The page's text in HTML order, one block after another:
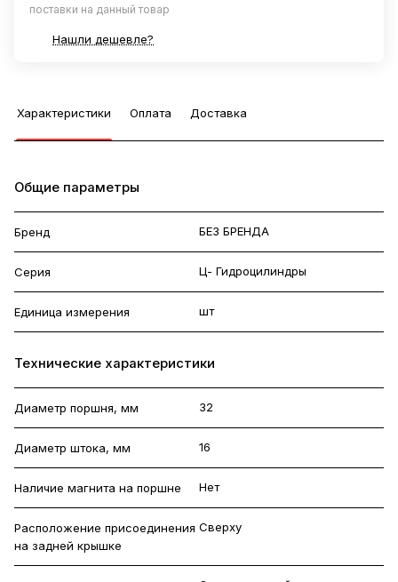
поставки на данный товар
Нашли дешевле?
Характеристики Оплата Доставка
Общие параметры
Бренд БЕЗ БРЕНДА
Серия Ц- Гидроцилиндры
Единица измерения шт
Технические характеристики
Диаметр поршня, мм 32
Диаметр штока, мм 16
Наличие магнита на поршне Нет
Расположение присоединения
на задней крышке
Сверху